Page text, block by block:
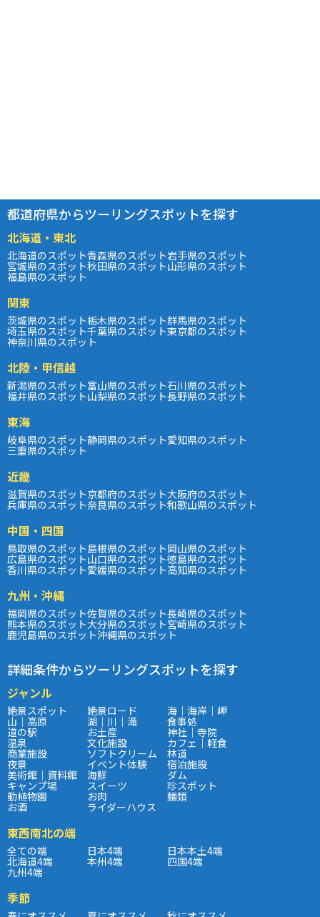
都道府県からツーリングスポットを探す
北海道・東北
北海道のスポット青森県のスポット岩手県のスポット
宮城県のスポット秋田県のスポット山形県のスポット
福島県のスポット
関東
茨城県のスポット栃木県のスポット群馬県のスポット
埼玉県のスポット千葉県のスポット東京都のスポット
神奈川県のスポット
北陸・甲信越
新潟県のスポット富山県のスポット石川県のスポット
福井県のスポット山梨県のスポット長野県のスポット
東海
岐阜県のスポット静岡県のスポット愛知県のスポット
三重県のスポット
近畿
滋賀県のスポット京都府のスポット大阪府のスポット
兵庫県のスポット奈良県のスポット和歌山県のスポット
中国・四国
鳥取県のスポット島根県のスポット岡山県のスポット
広島県のスポット山口県のスポット徳島県のスポット
香川県のスポット愛媛県のスポット高知県のスポット
九州・沖縄
福岡県のスポット佐賀県のスポット長崎県のスポット
熊本県のスポット大分県のスポット宮崎県のスポット
鹿児島県のスポット沖縄県のスポット
詳細条件からツーリングスポットを探す
ジャンル
絶景スポット 絶景ロード 海｜海岸｜岬
山｜高原 湖｜川｜滝 食事処
道の駅 お土産 神社｜寺院
温泉 文化施設 カフェ｜軽食
商業施設 ソフトクリーム 林道
夜景 イベント体験 宿泊施設
美術館｜資料館 海鮮 ダム
キャンプ場 スイーツ 珍スポット
動植物園 お肉 麺類
お酒 ライダーハウス
東西南北の端
全ての端 日本4端 日本本土4端
北海道4端 本州4端 四国4端
九州4端
季節